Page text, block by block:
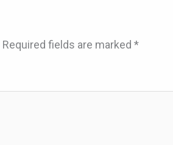
Required fields are marked *